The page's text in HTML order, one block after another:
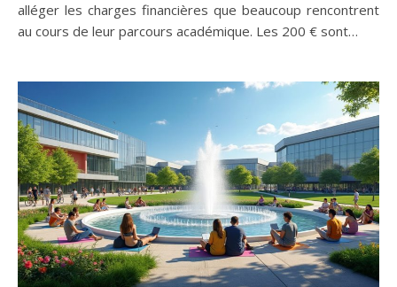
alléger les charges financières que beaucoup rencontrent
au cours de leur parcours académique. Les 200 € sont…